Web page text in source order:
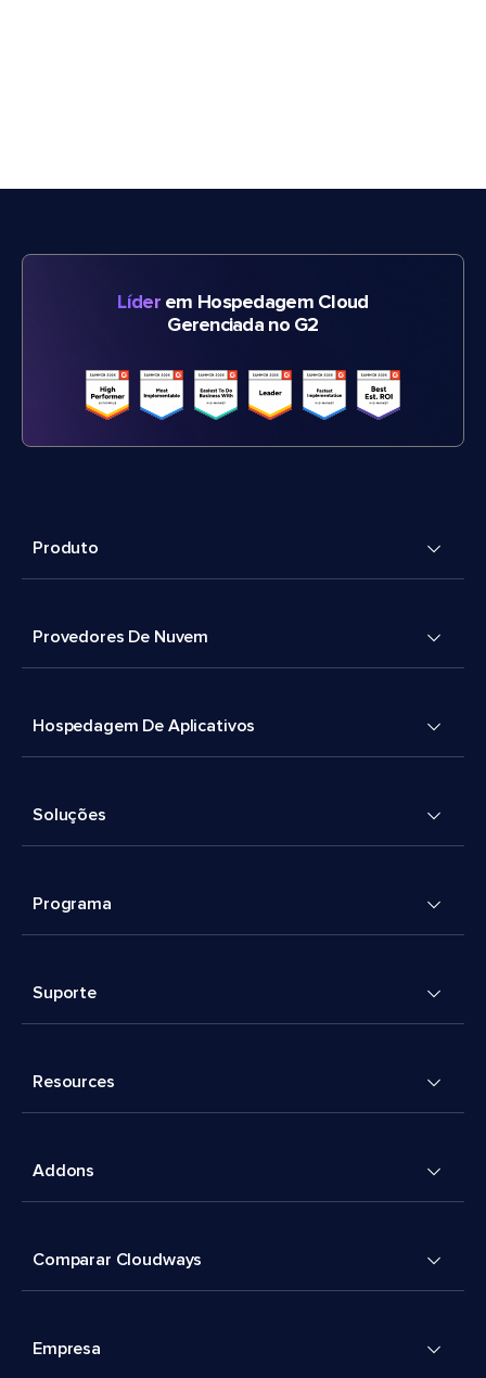
Líderem Hospedagem Cloud
Gerenciada no G2
Produto
Provedores De Nuvem
Hospedagem De Aplicativos
Soluções
Programa
Suporte
Resources
Addons
Comparar Cloudways
Empresa